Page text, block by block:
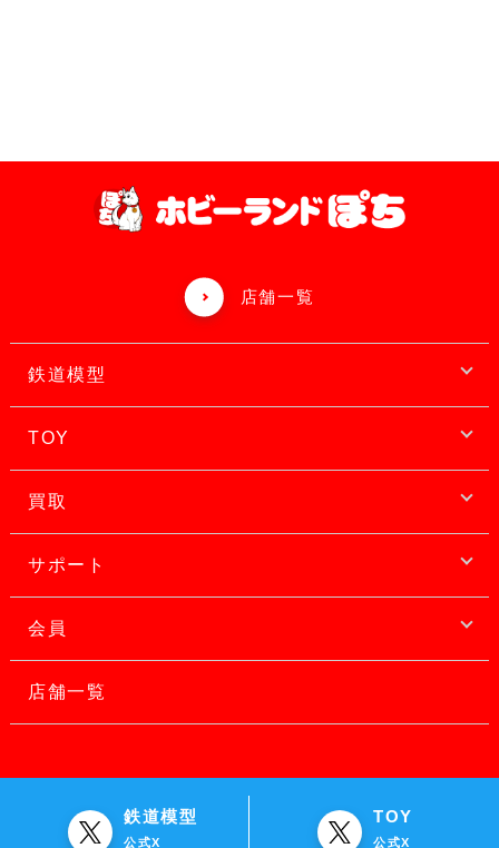
店舗一覧
鉄道模型
TOY
買取
サポート
会員
店舗一覧
鉄道模型
公式X
TOY
公式X